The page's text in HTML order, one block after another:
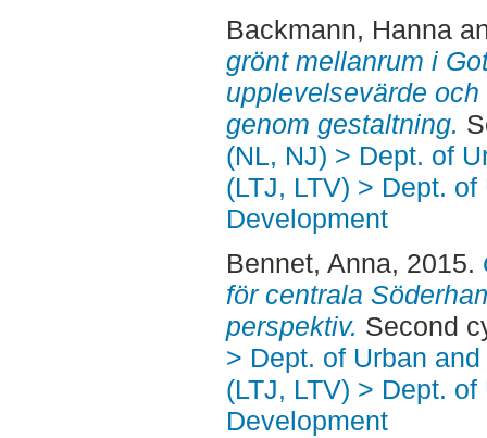
Backmann, Hanna
grönt mellanrum i
upplevelsevärde
genom gestaltning.
(NL, NJ) > Dept. of
(LTJ, LTV) > Dept.
Development
Bennet, Anna, 2015.
för centrala
perspektiv. Second
> Dept. of Urban
(LTJ, LTV) > Dept.
Development